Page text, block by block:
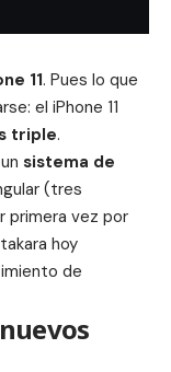
11. Pues lo que
el iPhone 11
triple.
sistema de
(tres
primera vez por
hoy
de